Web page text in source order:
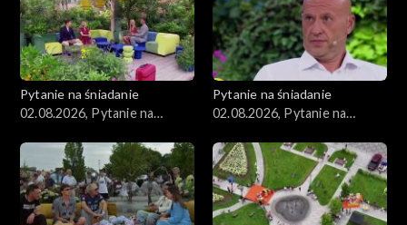
Pytanie na śniadanie
02.08.2026, Pytanie na
Pytanie na śniadanie
02.08.2026, Pytanie na